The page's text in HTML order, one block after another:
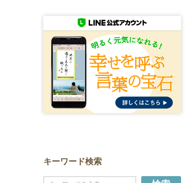
キーワード検索